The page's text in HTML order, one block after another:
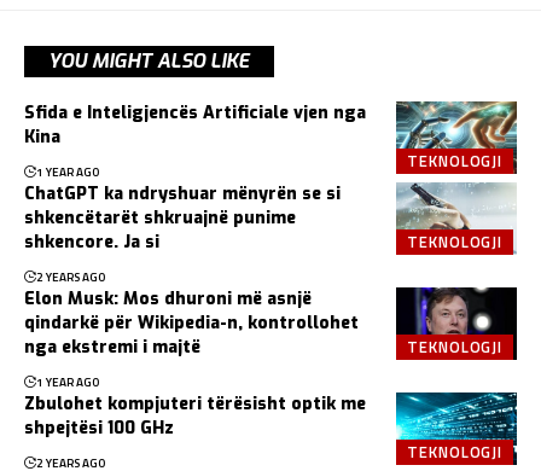
YOU MIGHT ALSO LIKE
TEKNOLOGJI
Sfida e Inteligjencës Artificiale vjen nga
Kina
1 YEAR AGO
TEKNOLOGJI
ChatGPT ka ndryshuar mënyrën se si
shkencëtarët shkruajnë punime
shkencore. Ja si
2 YEARS AGO
TEKNOLOGJI
Elon Musk: Mos dhuroni më asnjë
qindarkë për Wikipedia-n, kontrollohet
nga ekstremi i majtë
1 YEAR AGO
TEKNOLOGJI
Zbulohet kompjuteri tërësisht optik me
shpejtësi 100 GHz
2 YEARS AGO